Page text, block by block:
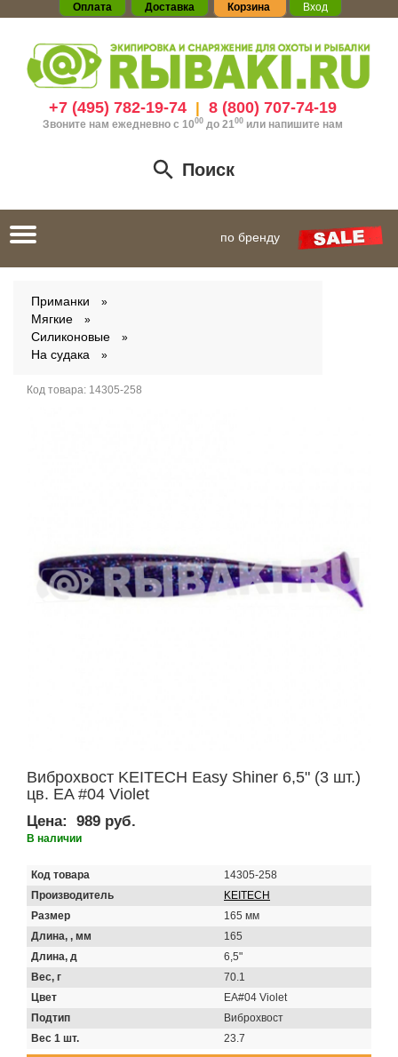
Оплата Доставка Корзина Вход
+7 (495) 782-19-74| 8 (800) 707-74-19
Звоните нам ежедневно с 1000до 21 00 или напишите нам
Поиск
Toggle
navigation
по бренду
Приманки
Мягкие
Силиконовые
На судака
Код товара: 14305-258
Виброхвост KEITECH Easy Shiner 6,5" (3 шт.)
цв. EA #04 Violet
Цена: 989 руб.
В наличии
Код товара
14305-258
Производитель
KEITECH
Размер
165 мм
Длина, , мм
165
Длина, д
6,5"
Вес, г
70.1
Цвет
EA#04 Violet
Подтип
Виброхвост
Вес 1 шт.
23.7